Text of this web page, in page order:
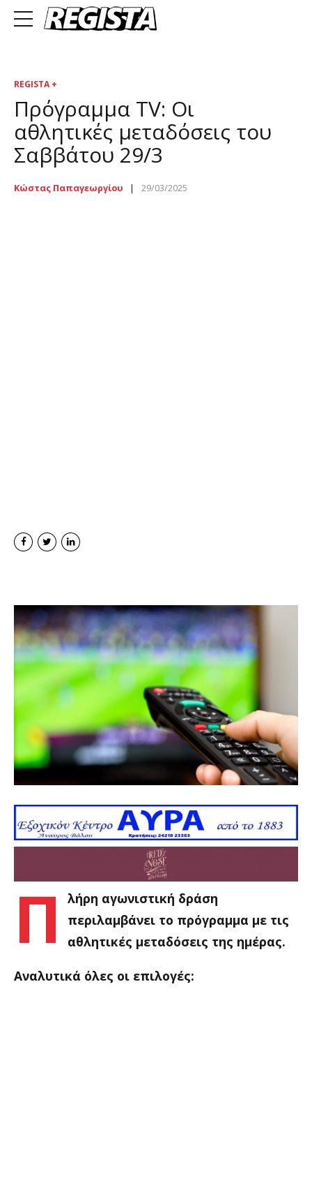
REGISTA +
Πρόγραμμα TV: Οι
αθλητικές μεταδόσεις του
Σαββάτου 29/3
Κώστας Παπαγεωργίου 29/03/2025
Π
λήρη αγωνιστική δράση
περιλαμβάνει το πρόγραμμα με τις
αθλητικές μεταδόσεις της ημέρας.
Αναλυτικά όλες οι επιλογές: